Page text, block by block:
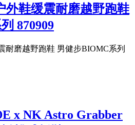
外鞋缓震耐磨越野跑鞋
870909
耐磨越野跑鞋 男健步BIOMC系列
x NK Astro Grabber